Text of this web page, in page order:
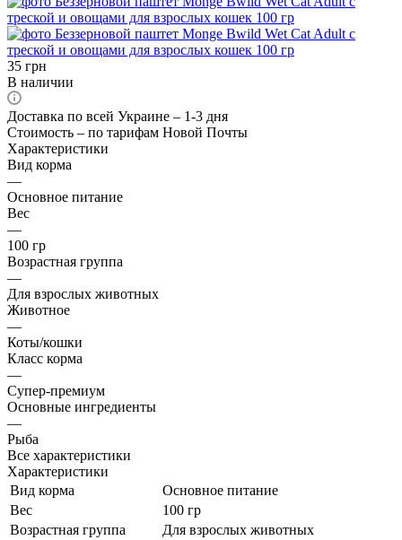
35 грн
В наличии
Доставка по всей Украине – 1-3 дня
Стоимость – по тарифам Новой Почты
Характеристики
Вид корма
—
Основное питание
Вес
—
100 гр
Возрастная группа
—
Для взрослых животных
Животное
—
Коты/кошки
Класс корма
—
Супер-премиум
Основные ингредиенты
—
Рыба
Все характеристики
Характеристики
Вид корма
Основное питание
Вес
100 гр
Возрастная группа
Для взрослых животных